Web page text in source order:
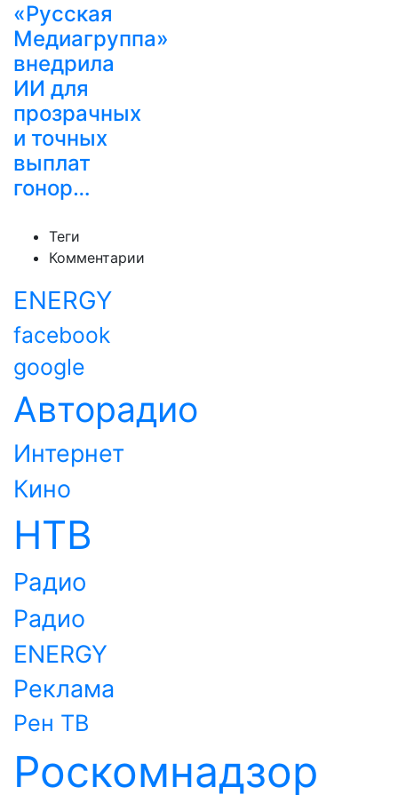
«Русская
Медиагруппа»
внедрила
ИИ для
прозрачных
и точных
выплат
гонор…
Теги
Комментарии
ENERGY
facebook
google
Авторадио
Интернет
Кино
НТВ
Радио
Радио
ENERGY
Реклама
Рен ТВ
Роскомнадзор